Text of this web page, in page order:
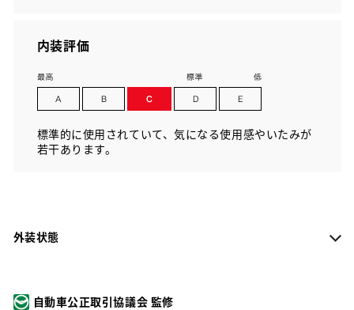
内装評価
標準的に使用されていて、気になる使用感やいたみが
若干あります。
外装状態
自動車公正取引協議会 監修